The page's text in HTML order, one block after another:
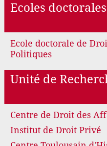
Ecoles doctorales
Ecole doctorale de
Politiques
Unité de
Centre de Droit des
Institut de Droit Privé